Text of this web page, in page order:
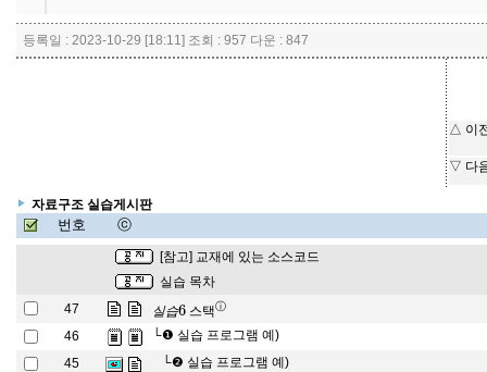
등록일 : 2023-10-29 [18:11] 조회 : 957 다운 : 847
△ 이
▽ 다
자료구조 실습게시판
번호 ⓒ
[참고] 교재에 있는 소스코드
실습 목차
47
실 습6 스택ⓘ
46 └❶ 실습 프로그램 예)
45
└❷ 실습 프로그램 예)